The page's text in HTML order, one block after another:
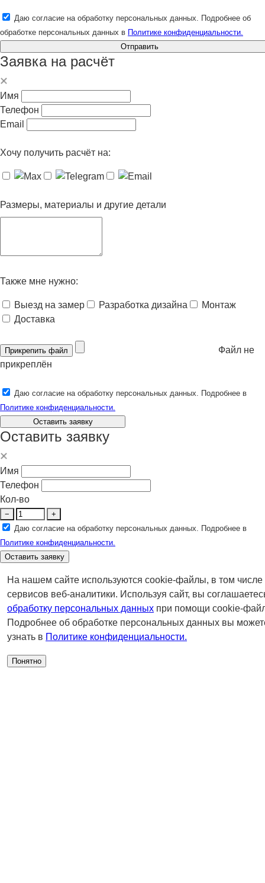
Даю согласие на обработку персональных данных. Подробнее об
обработке персональных данных в Политике конфиденциальности.
Отправить
Заявка на расчёт
Имя
Телефон
Email
Хочу получить расчёт на:
Размеры, материалы и другие детали
Также мне нужно:
Выезд на замер Разработка дизайна
Монтаж
Доставка
Прикрепить файл
Файл не
прикреплён
Даю согласие на обработку персональных данных. Подробнее в
Политике конфиденциальности.
Оставить заявку
Оставить заявку
Имя
Телефон
Кол-во
−
+
Даю согласие на обработку персональных данных. Подробнее в
Политике конфиденциальности.
Оставить заявку
На нашем сайте используются cookie-файлы, в том числе
сервисов веб-аналитики. Используя сайт, вы
обработку персональных данных при помощи cookie-
Подробнее об обработке персональных данных вы
узнать в Политике конфиденциальности.
Понятно